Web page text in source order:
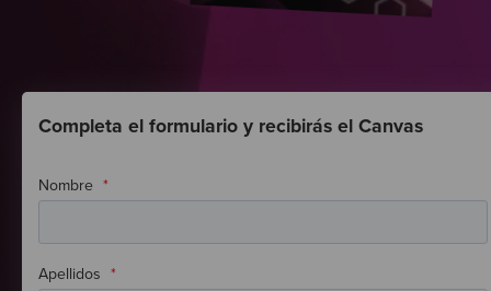
Completa el formulario y recibirás el Canvas
Nombre *
Apellidos *